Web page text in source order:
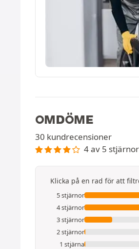
OMDÖME
30 kundrecensioner
4 av 5 stjärnor
Klicka på en rad för att
5 stjärnor
4 stjärnor
3 stjärnor
2 stjärnor
1 stjärna